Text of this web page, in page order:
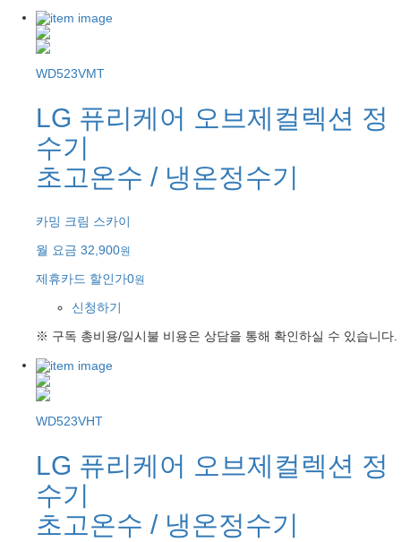
WD523VMT
LG 퓨리케어 오브제컬렉션 정
수기
초고온수 / 냉온정수기
카밍 크림 스카이
월 요금 32,900원
제휴카드 할인가0원
신청하기
※ 구독 총비용/일시불 비용은 상담을 통해 확인하실 수 있습니다.
WD523VHT
LG 퓨리케어 오브제컬렉션 정
수기
초고온수 / 냉온정수기